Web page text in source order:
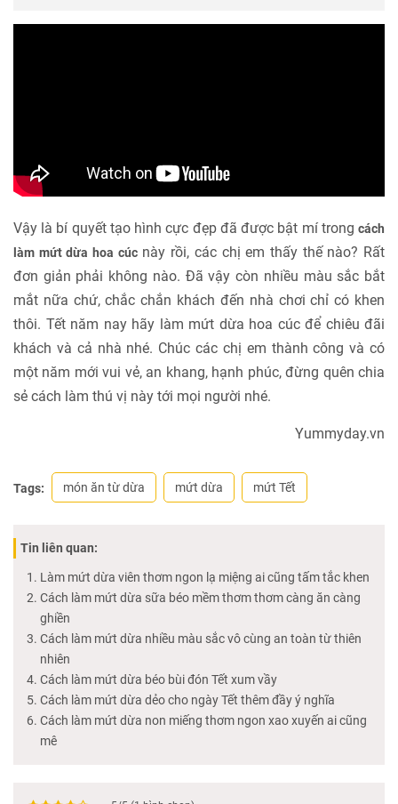
Vậy là bí quyết tạo hình cực đẹp đã được bật mí trong cách
làm mứt dừa hoa cúcnày rồi, các chị em thấy thế nào? Rất
đơn giản phải không nào. Đã vậy còn nhiều màu sắc bắt
mắt nữa chứ, chắc chắn khách đến nhà chơi chỉ có khen
thôi. Tết năm nay hãy làm mứt dừa hoa cúc để chiêu đãi
khách và cả nhà nhé. Chúc các chị em thành công và có
một năm mới vui vẻ, an khang, hạnh phúc, đừng quên chia
sẻ cách làm thú vị này tới mọi người nhé.
Yummyday.vn
Tags: món ăn từ dừa mứt dừa mứt Tết
Tin liên quan:
Làm mứt dừa viên thơm ngon lạ miệng ai cũng tấm tắc khen
Cách làm mứt dừa sữa béo mềm thơm thơm càng ăn càng
ghiền
Cách làm mứt dừa nhiều màu sắc vô cùng an toàn từ thiên
nhiên
Cách làm mứt dừa béo bùi đón Tết xum vầy
Cách làm mứt dừa dẻo cho ngày Tết thêm đầy ý nghĩa
Cách làm mứt dừa non miếng thơm ngon xao xuyến ai cũng
mê